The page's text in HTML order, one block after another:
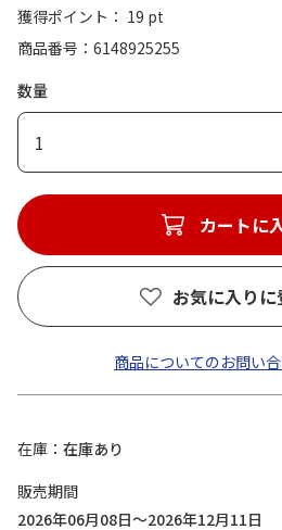
獲得ポイント： 19 pt
商品番号
6148925255
数量
1
カートに
お気に入りに
商品についてのお問い
在庫
在庫あり
販売期間
2026年06月08日～2026年12月11日